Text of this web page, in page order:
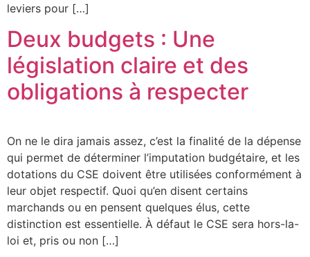
leviers pour […]
Deux budgets : Une
législation claire et des
obligations à respecter
On ne le dira jamais assez, c’est la finalité de la dépense
qui permet de déterminer l’imputation budgétaire, et les
dotations du CSE doivent être utilisées conformément à
leur objet respectif. Quoi qu’en disent certains
marchands ou en pensent quelques élus, cette
distinction est essentielle. À défaut le CSE sera hors-la-
loi et, pris ou non […]